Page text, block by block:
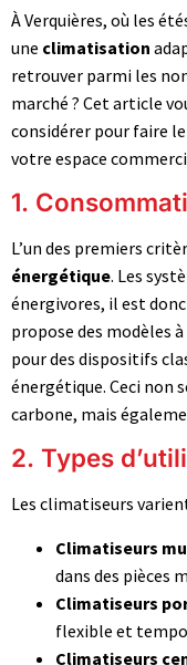
À Verquières, où les
une climatisation
retrouver parmi les
marché ? Cet article
considérer pour faire
votre espace
1.
L’un des premiers
énergétique. Les
énergivores, il est
propose des modèles
pour des dispositifs
énergétique. Ceci non
carbone, mais
2. Types
Les climatiseurs
Climatiseurs
dans des pièces
Climatiseurs
flexible et
Climatiseurs